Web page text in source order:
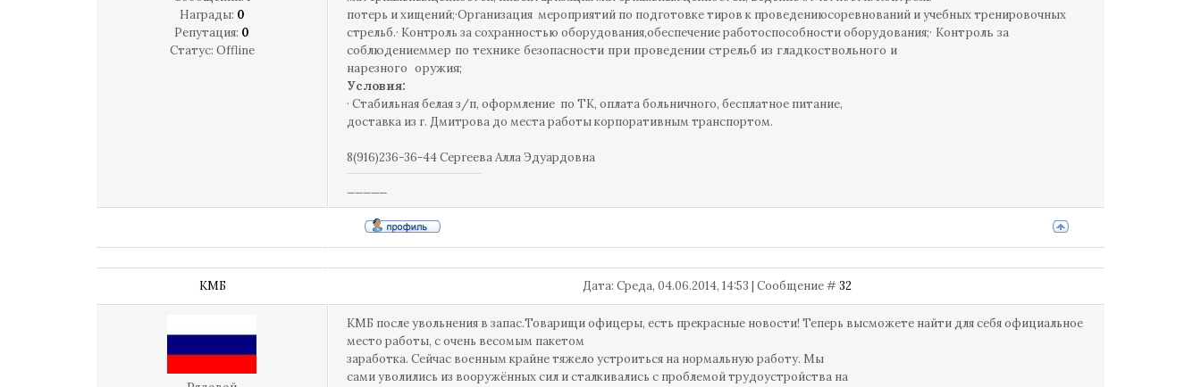
Награды: 0
Репутация: 0
Статус: Offline
потерь и хищений;·Организация мероприятий по подготовке тиров к проведениюсоревнований и учебных тренировочных
стрельб.· Контроль за сохранностью оборудования,обеспечение работоспособности оборудования;· Контроль за
соблюдениеммер по технике безопасности при проведении стрельб из гладкоствольного и
нарезного оружия;
Условия:
· Стабильная белая з/п, оформление по ТК, оплата больничного, бесплатное питание,
доставка из г. Дмитрова до места работы корпоративным транспортом.
8(916)236-36-44 Сергеева Алла Эдуардовна
КМБ Дата: Среда, 04.06.2014, 14:53 | Сообщение #32
КМБ после увольнения в запас.Товарищи офицеры, есть прекрасные новости! Теперь высможете найти для себя официальное
место работы, с очень весомым пакетом
заработка. Сейчас военным крайне тяжело устроиться на нормальную работу. Мы
сами уволились из вооружённых сил и сталкивались с проблемой трудоустройства на